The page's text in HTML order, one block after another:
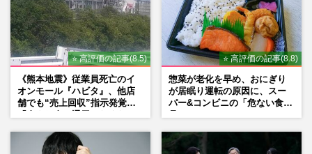
⭐ 高評価の記事(8.5)
《熊本地震》従業員死亡のイ
オンモール『ハビタ』、他店
舗でも“売上回収”指示発覚で
⭐ 高評価の記事(8.8)
惣菜が老化を早め、おにぎり
が居眠り運転の原因に、スー
パー&コンビニの「危ない食